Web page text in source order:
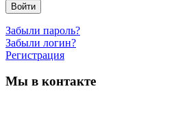
Войти
Забыли пароль?
Забыли логин?
Регистрация
Мы в контакте